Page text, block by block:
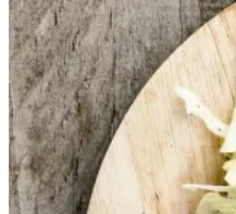
idskål,
kartoflerkartofler
ogog
sennepsdressingsenn
epsdressing